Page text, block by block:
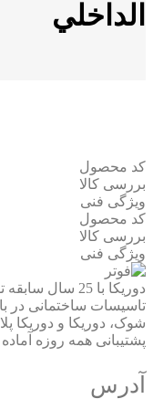
الداخلي
کد محصول
بررسی کالا
ویژگی فنی
کد محصول
بررسی کالا
ویژگی فنی
دوریکا با 25
شوک، دوریکا و دوریکا
پشتیبانی همه روزه
آدرس